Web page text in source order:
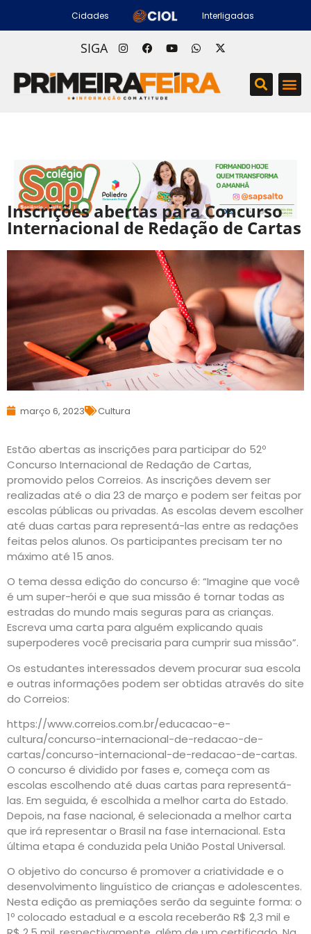
Cidades Interligadas
SIGA
Inscrições abertas para Concurso
Internacional de Redação de Cartas
março 6, 2023 Cultura
Estão abertas as inscrições para participar do 52º
Concurso Internacional de Redação de Cartas,
promovido pelos Correios. As inscrições devem ser
realizadas até o dia 23 de março e podem ser feitas por
escolas públicas ou privadas. As escolas devem escolher
até duas cartas para representá-las entre as redações
feitas pelos alunos. Os participantes precisam ter no
máximo até 15 anos.
O tema dessa edição do concurso é: “Imagine que você
é um super-herói e que sua missão é tornar todas as
estradas do mundo mais seguras para as crianças.
Escreva uma carta para alguém explicando quais
superpoderes você precisaria para cumprir sua missão”.
Os estudantes interessados devem procurar sua escola
e outras informações podem ser obtidas através do site
do Correios:
https://www.correios.com.br/educacao-e-
cultura/concurso-internacional-de-redacao-de-
cartas/concurso-internacional-de-redacao-de-cartas.
O concurso é dividido por fases e, começa com as
escolas escolhendo até duas cartas para representá-
las. Em seguida, é escolhida a melhor carta do Estado.
Depois, na fase nacional, é selecionada a melhor carta
que irá representar o Brasil na fase internacional. Esta
última etapa é conduzida pela União Postal Universal.
O objetivo do concurso é promover a criatividade e o
desenvolvimento linguístico de crianças e adolescentes.
Nesta edição as premiações serão da seguinte forma: o
1º colocado estadual e a escola receberão R$ 2,3 mil e